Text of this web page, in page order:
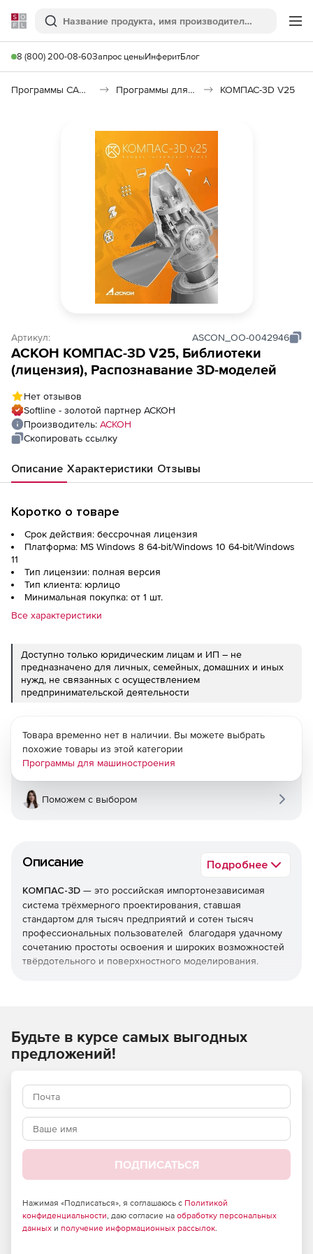
Softline
Поиск
8 (800) 200-08-60Запрос ценыИнферитБлог
Программы САПР и ГИС Программы для машиностроения КОМПАС-3D V25
Артикул: ASCON_ОО-0042946
АСКОН КОМПАС-3D V25, Библиотеки
(лицензия), Распознавание 3D-моделей
Нет отзывов
Softline - золотой партнер АСКОН
Производитель: АСКОН
Скопировать ссылку
Описание Характеристики Отзывы
Коротко о товаре
Срок действия: бессрочная лицензия
Платформа: MS Windows 8 64-bit/Windows 10 64-bit/Windows
11
Тип лицензии: полная версия
Тип клиента: юрлицо
Минимальная покупка: от 1 шт.
Все характеристики
Доступно только юридическим лицам и ИП – не
предназначено для личных, семейных, домашних и иных
нужд, не связанных с осуществлением
предпринимательской деятельности
Описание Подробнее
КОМПАС-3D — это российская импортонезависимая
система трёхмерного проектирования, ставшая
стандартом для тысяч предприятий и сотен тысяч
профессиональных пользователей благодаря удачному
сочетанию простоты освоения и широких возможностей
твёрдотельного и поверхностного моделирования.
нефтегазовое, химическое и т.д.), приборостроение,
авиастроение, судостроение, станкостроение,
гражданское строительство, товары народного
потребления и т.д.
Товара временно нет в наличии. Вы можете выбрать
похожие товары из этой категории
Программы для машиностроения
Поможем с выбором
Будьте в курсе самых выгодных
предложений!
ПОДПИСАТЬСЯ
Нажимая «Подписаться», я соглашаюсь с Политикой
конфиденциальности, даю согласие на обработку персональных
данных и получение информационных рассылок.